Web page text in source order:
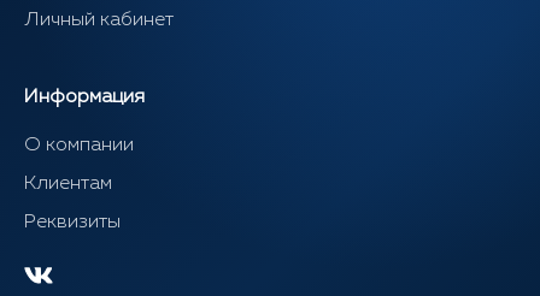
Личный кабинет
Информация
О компании
Клиентам
Реквизиты